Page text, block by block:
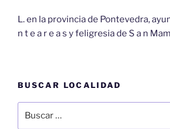
L. en la provincia de Pontevedra,
n t e a r e a s y feligresia de S a n
BUSCAR LOCALIDAD
por: